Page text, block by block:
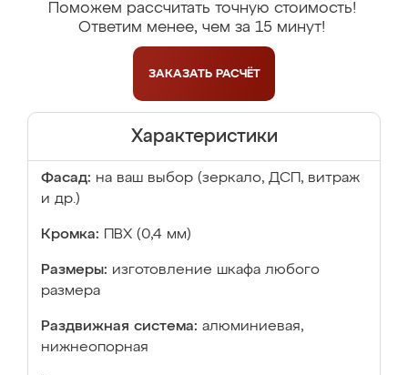
Поможем рассчитать точную стоимость!
Ответим менее, чем за 15 минут!
ЗАКАЗАТЬ РАСЧЁТ
Характеристики
Фасад: на ваш выбор (зеркало, ДСП, витраж
и др.)
Кромка: ПВХ (0,4 мм)
Размеры: изготовление шкафа любого
размера
Раздвижная система: алюминиевая,
нижнеопорная